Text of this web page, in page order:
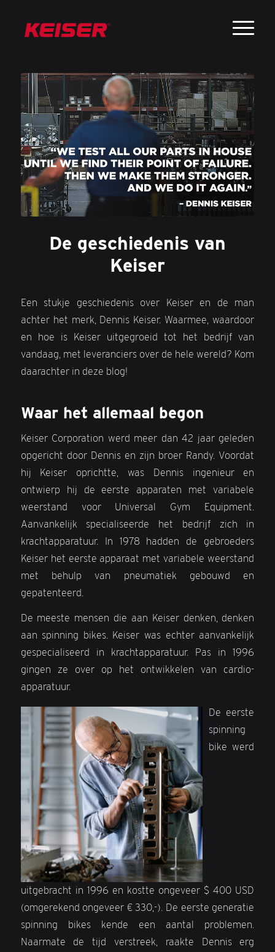
De geschiedenis van
Keiser
Een stukje geschiedenis over Keiser en de man
achter het merk, Dennis Keiser. Waarmee, waardoor
en hoe is Keiser uitgegroeid tot het bedrijf van
vandaag, met leveranciers over de hele wereld? Kom
daarachter in deze blog!
Waar het allemaal begon
Keiser Corporation werd meer dan 42 jaar geleden
opgericht door Dennis en zijn broer Randy. Voordat
hij Keiser oprichtte, was Dennis ingenieur en
ontwierp hij de eerste apparaten met variabele
weerstand voor Universal Gym Equipment.
Aanvankelijk specialiseerde het bedrijf zich in
krachtapparatuur. In 1978 hadden de gebroeders
Keiser het eerste apparaat met variabele weerstand
met behulp van pneumatiek gebouwd en
gepatenteerd.
De meeste mensen die aan Keiser denken, denken
aan spinning bikes. Keiser was echter aanvankelijk
gespecialiseerd in krachtapparatuur. Pas in 1996
gingen ze over op het ontwikkelen van cardio-
apparatuur.
De eerste
spinning
bike werd
uitgebracht in 1996 en kostte ongeveer $ 400 USD
(omgerekend ongeveer € 330,-). De eerste generatie
spinning bikes kende een aantal problemen.
Naarmate de tijd verstreek, raakte Dennis erg